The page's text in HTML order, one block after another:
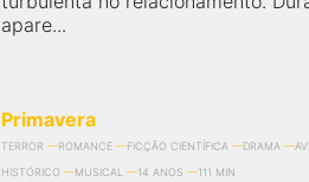
apare...
Primavera
TERROR ROMANCE FICÇÃO CIENTÍFICA DRAMA
HISTÓRICO
MUSICAL 14 ANOS 111 MIN